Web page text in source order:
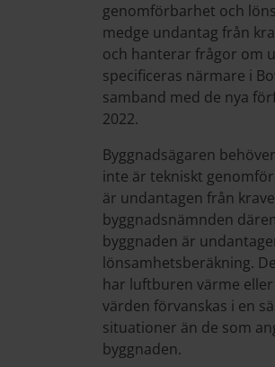
genomförbarhet och
medge undantag från
och hanterar frågor om
specificeras närmare i
samband med de nya
2022.
Byggnadsägaren
inte är tekniskt
är undantagen från
byggnadsnämnden
byggnaden är
lönsamhetsberäkning.
har luftburen värme
värden förvanskas i en
situationer än de som
byggnaden.